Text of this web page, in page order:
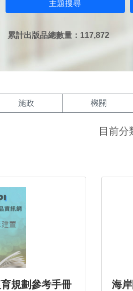
主題搜尋
累計出版品總數量：117,872
施政 機關
目前分
規劃參考手冊
海